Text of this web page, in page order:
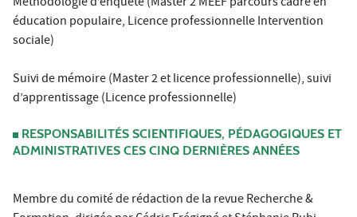
éducation populaire, Licence professionnelle Intervention
sociale)
Suivi de mémoire (Master 2 et licence professionnelle), suivi
d’apprentissage (Licence professionnelle)
RESPONSABILITÉS SCIENTIFIQUES, PÉDAGOGIQUES ET
ADMINISTRATIVES CES CINQ DERNIÈRES ANNÉES
Membre du comité de rédaction de la revue Recherche &